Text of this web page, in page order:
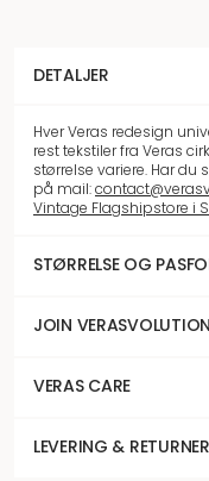
DETALJER
Hver Veras redesign
rest tekstiler fra Veras
størrelse variere. Har du
på mail:
Vintage Flagshipstore i
STØRRELSE OG
JOIN VERASVOLUTION
VERAS CARE
LEVERING &